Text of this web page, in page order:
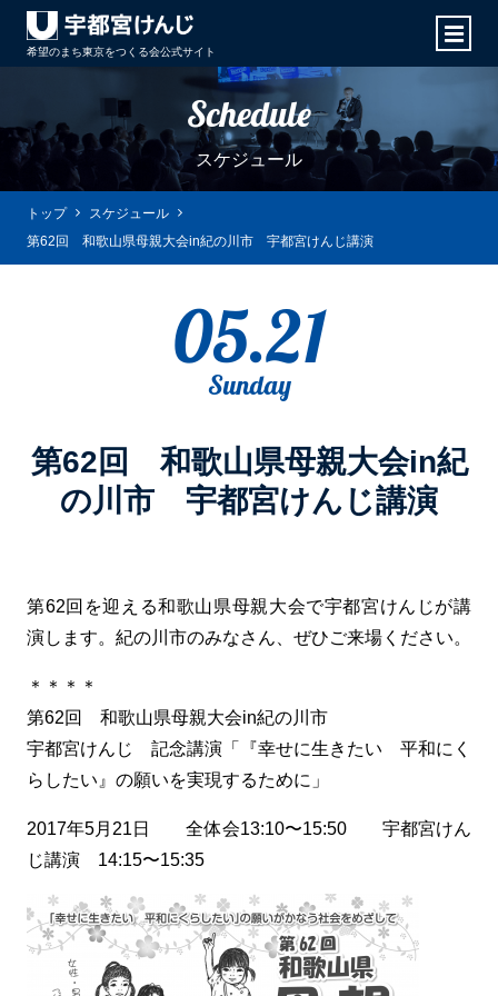
希望のまち東京をつくる会公式サイト
Schedule
スケジュール
トップ
スケジュール
第62回 和歌山県母親大会in紀の川市 宇都宮けんじ講演
05.21
Sunday
第62回 和歌山県母親大会in紀
の川市 宇都宮けんじ講演
第62回を迎える和歌山県母親大会で宇都宮けんじが講
演します。紀の川市のみなさん、ぜひご来場ください。
＊＊＊＊
第62回 和歌山県母親大会in紀の川市
宇都宮けんじ 記念講演「『幸せに生きたい 平和にく
らしたい』の願いを実現するために」
2017年5月21日 全体会13:10〜15:50 宇都宮けん
じ講演 14:15〜15:35